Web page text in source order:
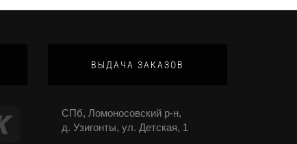
ВЫДАЧА ЗАКАЗОВ
СПб, Ломоносовский р-н,
д. Узигонты, ул. Детская, 1